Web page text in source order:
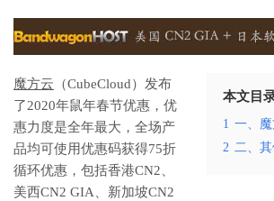
本文目
1 一、
2 二、
魔方云 （CubeCloud）发布
了2020年鼠年春节优惠，优
惠力度是全年最大，全场产
品均可使用优惠码获得75折
循环优惠，包括香港CN2、
美西CN2 GIA、新加坡CN2